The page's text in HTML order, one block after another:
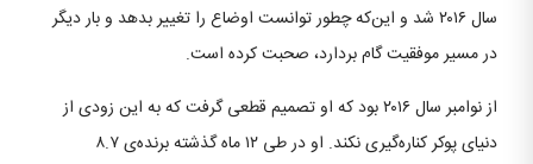
سال ۲۰۱۶ شد و این‌که چطور توانست اوضاع را تغییر بدهد و بار دیگر
در مسیر موفقیت گام بردارد، صحبت کرده است.
از نوامبر سال ۲۰۱۶ بود که او تصمیم قطعی گرفت که به این زودی از
دنیای پوکر کناره‌گیری نکند. او در طی ۱۲ ماه گذشته برنده‌ی ۸.۷